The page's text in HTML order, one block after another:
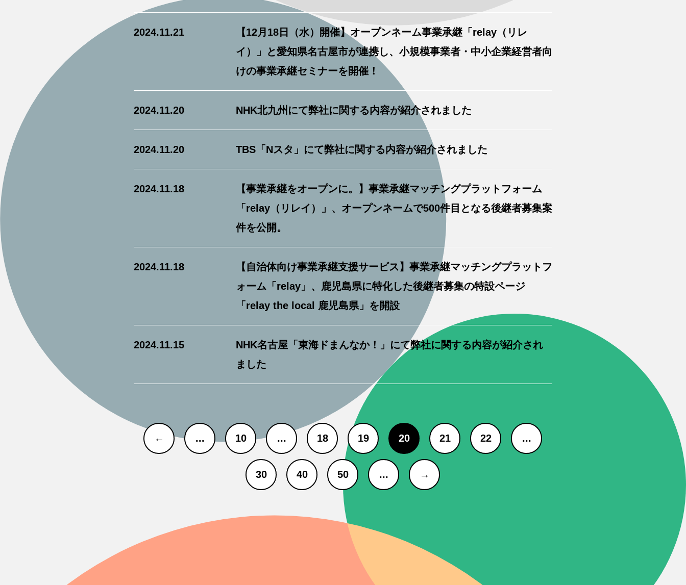
2024.11.21
【12月18日（水）開催】オープンネーム事業承継「relay（リレ
イ）」と愛知県名古屋市が連携し、小規模事業者・中小企業経営者向
けの事業承継セミナーを開催！
2024.11.20 NHK北九州にて弊社に関する内容が紹介されました
2024.11.20 TBS「Nスタ」にて弊社に関する内容が紹介されました
2024.11.18
【事業承継をオープンに。】事業承継マッチングプラットフォーム
「relay（リレイ）」、オープンネームで500件目となる後継者募集案
件を公開。
2024.11.18
【自治体向け事業承継支援サービス】事業承継マッチングプラットフ
ォーム「relay」、鹿児島県に特化した後継者募集の特設ページ
「relay the local 鹿児島県」を開設
2024.11.15
NHK名古屋「東海ドまんなか！」にて弊社に関する内容が紹介され
ました
← ... 10 ... 18 19 20 21 22 ...
30 40 50 ... →